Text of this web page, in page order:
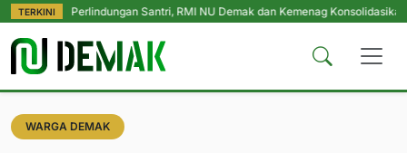
TERKINI
Perlindungan Santri, RMI NU Demak dan Kemenag Konsolidasikan
WARGA DEMAK